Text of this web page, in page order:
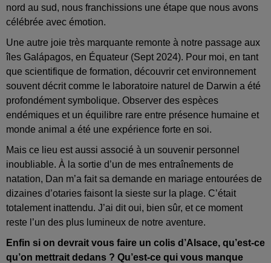
nord au sud, nous franchissions une étape que nous avons
célébrée avec émotion.
Une autre joie très marquante remonte à notre passage aux
îles Galápagos, en Équateur (Sept 2024). Pour moi, en tant
que scientifique de formation, découvrir cet environnement
souvent décrit comme le laboratoire naturel de Darwin a été
profondément symbolique. Observer des espèces
endémiques et un équilibre rare entre présence humaine et
monde animal a été une expérience forte en soi.
Mais ce lieu est aussi associé à un souvenir personnel
inoubliable. À la sortie d’un de mes entraînements de
natation, Dan m’a fait sa demande en mariage entourées de
dizaines d’otaries faisont la sieste sur la plage. C’était
totalement inattendu. J’ai dit oui, bien sûr, et ce moment
reste l’un des plus lumineux de notre aventure.
Enfin si on devrait vous faire un colis d’Alsace, qu’est-ce
qu’on mettrait dedans ? Qu’est-ce qui vous manque